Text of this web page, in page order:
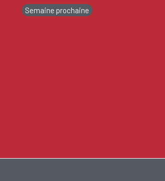
Semaine prochaine